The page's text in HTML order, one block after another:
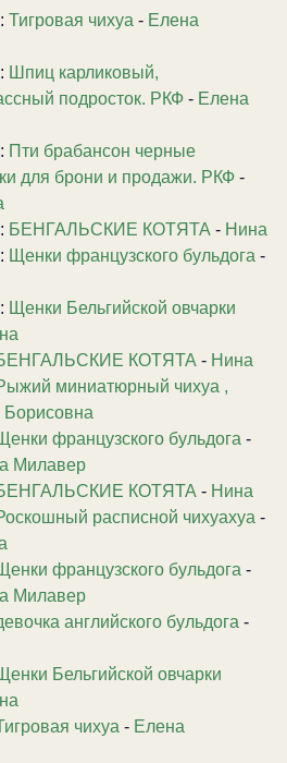
Тигровая чихуа - Елена
Шпиц карликовый,
подросток. РКФ - Елена
Пти брабансон черные
для брони и продажи. РКФ -
БЕНГАЛЬСКИЕ КОТЯТА - Нина
Щенки французского бульдога -
Щенки Бельгийской овчарки
КОТЯТА - Нина
миниатюрный чихуа ,
Борисовна
французского бульдога -
Милавер
КОТЯТА - Нина
расписной чихуахуа -
французского бульдога -
Милавер
английского бульдога -
Бельгийской овчарки
чихуа - Елена